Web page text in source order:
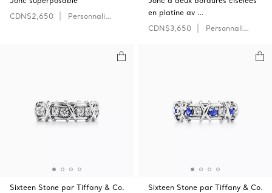
CDN$2,650
Personnaliser
en platine av …
CDN$3,650
Personnaliser
Sixteen Stone par Tiffany & Co.
Sixteen Stone par Tiffany & Co.